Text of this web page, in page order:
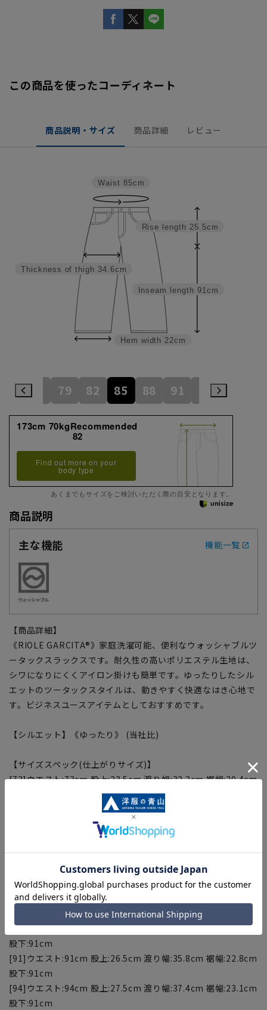
この商品を使ったコーディネート
商品説明・サイズ 商品詳細 レビュー
Inseam length 91cm
Rise length 25.5cm
Hem width 22cm
Thickness of thigh 34.6cm
Waist 85cm
76 79 82 85 88 91 94
173cm 70kgRecommended
82
Find out more on your
body type
あくまでもサイズをご検討いただく際の目安となります。
商品説明
主な機能
機能一覧
【商品詳細】
《RIOLE GARCITA®》家庭洗濯可能、便利なウォッシャブルツ
ータックスラックスです。耐久性の高いポリエステル生地は、
シワになりにくくアイロン掛けも簡単です。ゆったりしたシル
エットのツータックスタイルは、動きやすく快適なはき心地で
す。ビジネスユースアイテムとしておすすめです。
【シルエット】《ゆったり》 (当社比)
【サイズスペック(仕上がりサイズ)】
[73]ウエスト:73cm 股上:23.5cm 渡り幅:32.2cm 裾幅:20.4cm
[76]ウエスト:76cm 股上:24cm 渡り幅:32.8cm 裾幅:20.8cm
[79]ウエスト:79cm 股上:24.5cm 渡り幅:33.4cm 裾幅:21.2cm
股下:91cm
[82]ウエスト:82cm 股上:25cm 渡り幅:34cm 裾幅:cm 21.6股
下:91cm
[85]ウエスト:85cm 股上:25.5cm 渡り幅:34.6cm 裾幅:22cm
[88]ウエスト:88cm 股上:26cm 渡り幅:35.2cm 裾幅:22.4cm
股下:91cm
[91]ウエスト:91cm 股上:26.5cm 渡り幅:35.8cm 裾幅:22.8cm
股下:91cm
[94]ウエスト:94cm 股上:27.5cm 渡り幅:37.4cm 裾幅:23.1cm
股下:91cm